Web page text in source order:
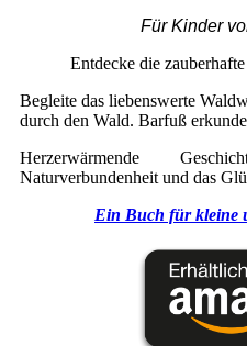
Für Kinder
Entdecke die
Begleite das liebenswerte
durch den Wald. Barfuß
Herzerwärmende
Naturverbundenheit und das
Ein Buch für kleine